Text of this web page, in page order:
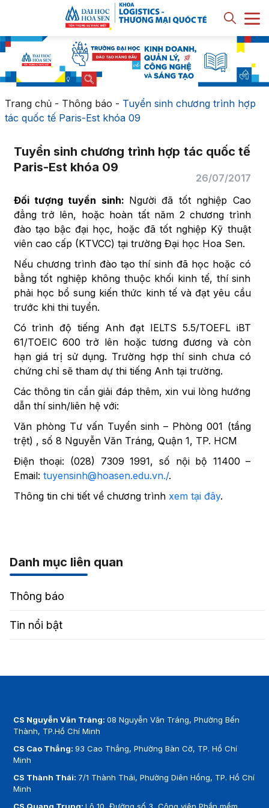
Trang chủ- Thông báo - Tuyển sinh chương trình hợp
tác quốc tế Paris-Est khóa 09
Tuyển sinh chương trình hợp tác quốc tế
Paris-Est khóa 09
26/07/2017
Đối tượng tuyển sinh: Người đã tốt nghiệp Cao
đẳng trở lên, hoặc hoàn tất năm 2 chương trình
đào tạo bậc đại học, hoặc đã tốt nghiệp Kỹ thuật
viên cao cấp (KTVCC) tại trường Đại học Hoa Sen.
Nếu chương trình đào tạo thí sinh đã học hoặc có
bằng tốt nghiệp không thuộc khối kinh tế, thí sinh
phải học bổ sung kiến thức kinh tế và đạt yêu cầu
trước khi thi tuyển.
Có trình độ tiếng Anh đạt IELTS 5.5/TOEFL iBT
61/TOEIC 600 trở lên hoặc tương đương và còn
hạn giá trị sử dụng. Trường hợp thí sinh chưa có
chứng chỉ sẽ tham dự thi tiếng Anh tại trường.
Các thông tin cần giải đáp thêm, xin vui lòng hướng
dẫn thí sinh/liên hệ với:
Văn phòng Tư vấn Tuyển sinh – Phòng 001 (tầng
trệt) , số 8 Nguyễn Văn Tráng, Quận 1, TP. HCM
Điện thoại: (028) 7309 1991, số nội bộ 11400 –
Email: tuyensinh@hoasen.edu.vn./.
Thông tin chi tiết về chương trình xem tại đây.
Danh mục liên quan
Thông báo
Tin nổi bật
CS Nguyễn Văn Tráng:08 Nguyễn Văn Tráng, Phường Bến
Thành, TP.Hồ Chí Minh
CS Cao Thắng:93 Cao Thắng, Phường Bàn Cờ, TP. Hồ Chí
Minh
CS Thành Thái: 7/1 Thành Thái, Phường Diên Hồng, TP. Hồ Chí
Minh